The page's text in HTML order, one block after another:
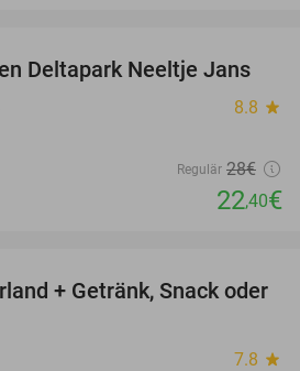
20%
Deltapark Neeltje Jans
8.8 star
Regulär 28€
22,40€
47%
+ Getränk, Snack oder
7.8 star